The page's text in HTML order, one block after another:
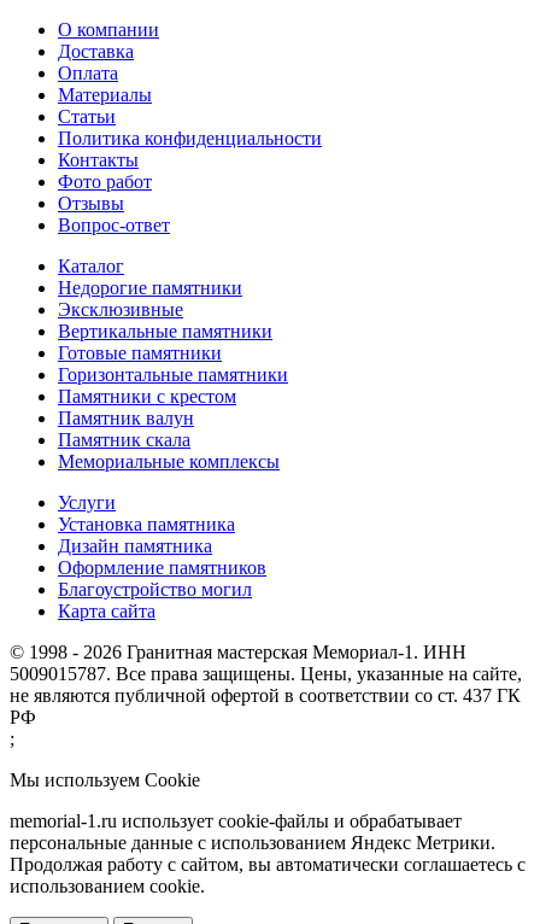
О компании
Доставка
Оплата
Материалы
Статьи
Политика конфиденциальности
Контакты
Фото работ
Отзывы
Вопрос-ответ
Каталог
Недорогие памятники
Эксклюзивные
Вертикальные памятники
Готовые памятники
Горизонтальные памятники
Памятники с крестом
Памятник валун
Памятник скала
Мемориальные комплексы
Услуги
Установка памятника
Дизайн памятника
Оформление памятников
Благоустройство могил
Карта сайта
© 1998 - 2026 Гранитная мастерская Мемориал-1. ИНН
5009015787. Все права защищены. Цены, указанные на сайте,
не являются публичной офертой в соответствии со ст. 437 ГК
РФ
;
Мы используем Cookie
memorial-1.ru использует cookie-файлы и обрабатывает
персональные данные с использованием Яндекс Метрики.
Продолжая работу с сайтом, вы автоматически соглашаетесь с
использованием cookie.